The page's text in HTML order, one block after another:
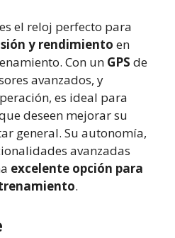
es el reloj perfecto para
y rendimiento en
Con un GPS de
avanzados, y
es ideal para
deseen mejorar su
general. Su autonomía,
avanzadas
excelente opción para
.